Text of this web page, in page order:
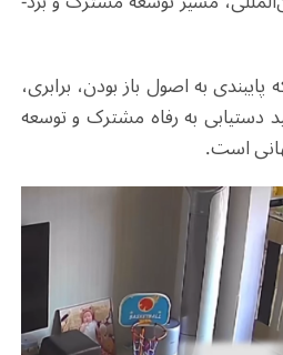
به اصول باز بودن، برابری،
دستیابی به رفاه مشترک و توسعه
است.